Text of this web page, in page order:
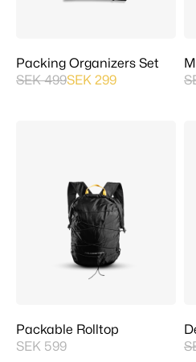
Packing Organizers Set
SEK 499SEK 299
Packable Rolltop
SEK 599